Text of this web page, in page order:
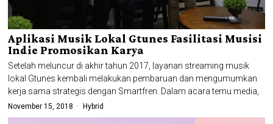
Aplikasi Musik Lokal Gtunes Fasilitasi Musisi
Indie Promosikan Karya
Setelah meluncur di akhir tahun 2017, layanan streaming musik
lokal Gtunes kembali melakukan pembaruan dan mengumumkan
kerja sama strategis dengan Smartfren. Dalam acara temu media,
November 15, 2018 Hybrid